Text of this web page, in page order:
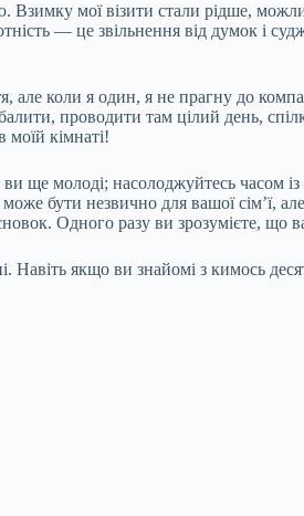
Взимку мої візити стали рідше,
— це звільнення від думок і
але коли я один, я не прагну до
проводити там цілий день,
моїй кімнаті!
ще молоді; насолоджуйтесь часом
бути незвично для вашої сім’ї,
Одного разу ви зрозумієте, що
якщо ви знайомі з кимось